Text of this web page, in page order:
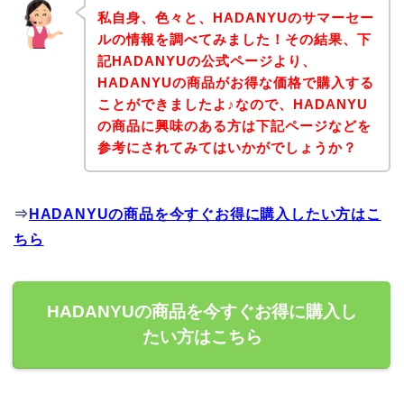
私自身、色々と、HADANYUのサマーセー
ルの情報を調べてみました！その結果、下
記HADANYUの公式ページより、
HADANYUの商品がお得な価格で購入する
ことができましたよ♪なので、HADANYU
の商品に興味のある方は下記ページなどを
参考にされてみてはいかがでしょうか？
⇒ HADANYUの商品を今すぐお得に購入したい方はこ
ちら
HADANYUの商品を今すぐお得に購入し
たい方はこちら